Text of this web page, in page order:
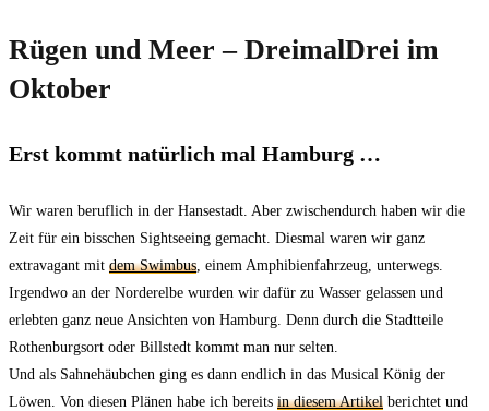
Rügen und Meer – DreimalDrei im
Oktober
Erst kommt natürlich mal Hamburg …
Wir waren beruflich in der Hansestadt. Aber zwischendurch haben wir die
Zeit für ein bisschen Sightseeing gemacht. Diesmal waren wir ganz
extravagant mit dem Swimbus, einem Amphibienfahrzeug, unterwegs.
Irgendwo an der Norderelbe wurden wir dafür zu Wasser gelassen und
erlebten ganz neue Ansichten von Hamburg. Denn durch die Stadtteile
Rothenburgsort oder Billstedt kommt man nur selten.
Und als Sahnehäubchen ging es dann endlich in das Musical König der
Löwen. Von diesen Plänen habe ich bereits in diesem Artikel berichtet und